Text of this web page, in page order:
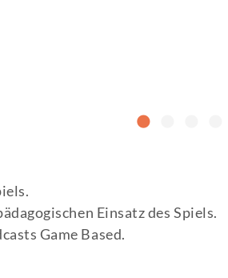
Einsatz des Spiels.
Game Based.